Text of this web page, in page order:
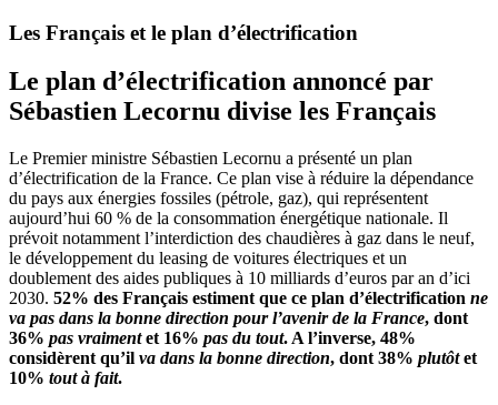
Les Français et le plan d’électrification
Le plan d’électrification annoncé par
Sébastien Lecornu divise les Français
Le Premier ministre Sébastien Lecornu a présenté un plan
d’électrification de la France. Ce plan vise à réduire la dépendance
du pays aux énergies fossiles (pétrole, gaz), qui représentent
aujourd’hui 60 % de la consommation énergétique nationale. Il
prévoit notamment l’interdiction des chaudières à gaz dans le neuf,
le développement du leasing de voitures électriques et un
doublement des aides publiques à 10 milliards d’euros par an d’ici
2030. 52% des Français estiment que ce plan d’électrification ne
va pas dans la bonne direction pour l’avenir de la France, dont
36% pas vraimentet 16% pas du tout. A l’inverse, 48%
considèrent qu’il va dans la bonne direction, dont 38% plutôtet
10% tout à fait.